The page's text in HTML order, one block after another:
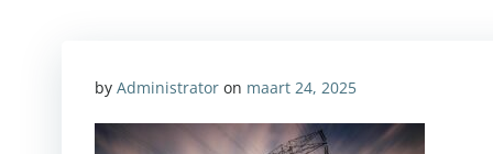
by Administrator on maart 24, 2025